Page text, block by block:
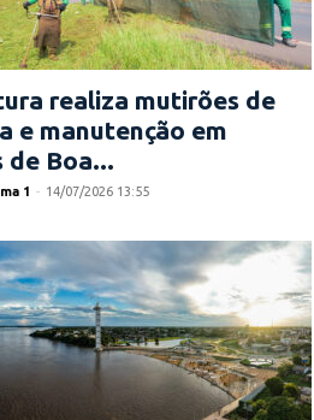
realiza mutirões de
e manutenção em
de Boa...
1 - 14/07/2026 13:55